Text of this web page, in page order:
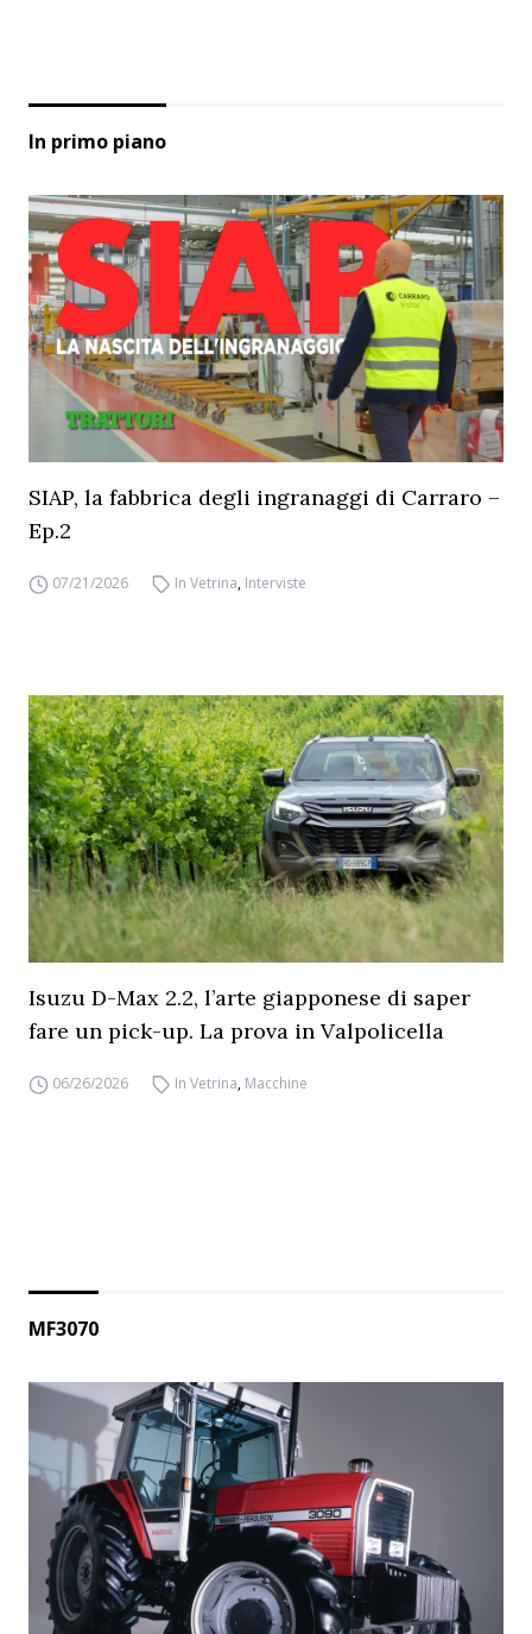
In primo piano
SIAP, la fabbrica degli ingranaggi di Carraro –
Ep.2
07/21/2026 In Vetrina, Interviste
Isuzu D-Max 2.2, l’arte giapponese di saper
fare un pick-up. La prova in Valpolicella
06/26/2026 In Vetrina, Macchine
MF3070